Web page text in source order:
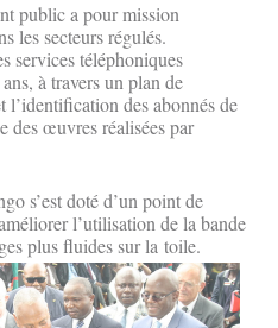
public a pour mission
les secteurs régulés.
services téléphoniques
à travers un plan de
des abonnés de
des œuvres réalisées par
s’est doté d’un point de
l’utilisation de la bande
plus fluides sur la toile.